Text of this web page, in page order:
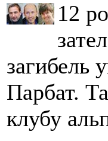
12
загибель
Парбат.
клубу